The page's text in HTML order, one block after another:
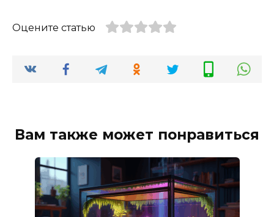
Оцените статью
Вам также может понравиться